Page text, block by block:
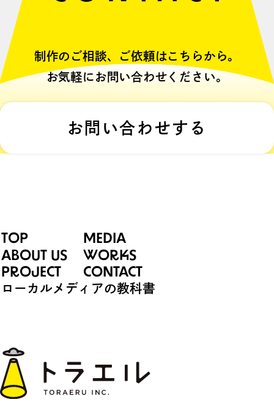
制作のご相談、ご依頼はこちらから。
お気軽にお問い合わせください。
お問い合わせする
TOP
MEDIA
ABOUT US
WORKS
PROJECT
CONTACT
ローカルメディアの教科書